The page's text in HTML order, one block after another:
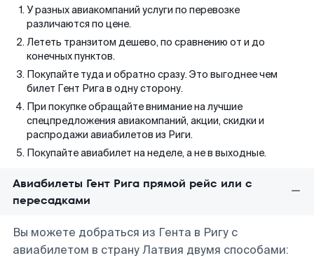
У разных авиакомпаний услуги по перевозке
различаются по цене.
Лететь транзитом дешево, по сравнению от и до
конечных пунктов.
Покупайте туда и обратно сразу. Это выгоднее чем
билет Гент Рига в одну сторону.
При покупке обращайте внимание на лучшие
спецпредложения авиакомпаний, акции, скидки и
распродажи авиабилетов из Риги.
Покупайте авиабилет на неделе, а не в выходные.
Авиабилеты Гент Рига прямой рейс или с
пересадками
Вы можете добраться из Гента в Ригу с
авиабилетом в страну Латвия двумя способами: